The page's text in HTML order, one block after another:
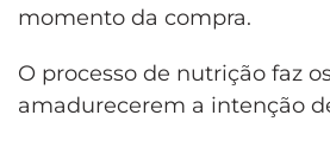
momento da compra.
O processo de nutrição faz
amadurecerem a intenção